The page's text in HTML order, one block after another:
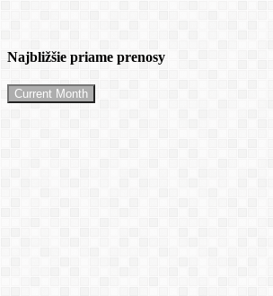
Najbližšie priame prenosy
Current Month